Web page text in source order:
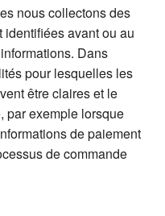
nous collectons des
avant ou au
Dans
pour lesquelles les
être claires et le
par exemple lorsque
de paiement
de commande